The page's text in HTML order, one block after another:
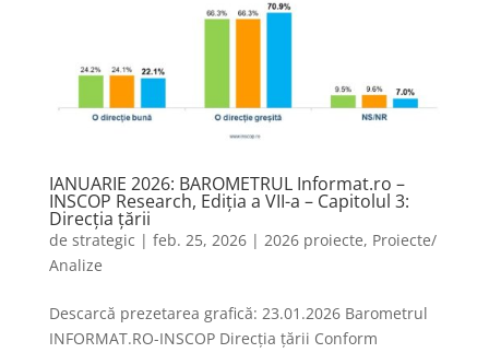
IANUARIE 2026: BAROMETRUL Informat.ro –
INSCOP Research, Ediția a VII-a – Capitolul 3:
Direcția țării
de strategic | feb. 25, 2026| 2026 proiecte, Proiecte/
Analize
Descarcă prezetarea grafică: 23.01.2026 Barometrul
INFORMAT.RO-INSCOP Direcția țării Conform